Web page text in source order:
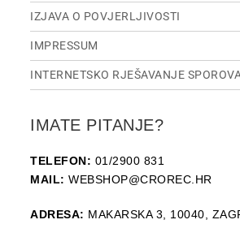
IZJAVA O POVJERLJIVOSTI
IMPRESSUM
INTERNETSKO RJEŠAVANJE
IMATE PITANJE?
TELEFON: 01/2900 831
MAIL: WEBSHOP@CROREC.HR
ADRESA: MAKARSKA 3, 10040,